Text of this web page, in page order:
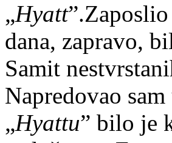
„Hyatt
dana, zapravo,
Samit
Napredovao
„Hyattu” bilo je